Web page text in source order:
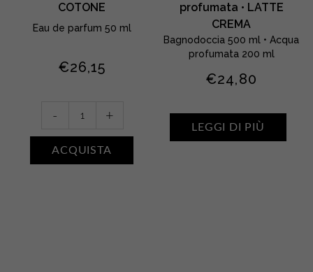
COTONE
Eau de parfum 50 ml
€26,15
- +
ACQUISTA
profumata • LATTE
CREMA
Bagnodoccia 500 ml • Acqua
profumata 200 ml
€24,80
LEGGI DI PIÙ